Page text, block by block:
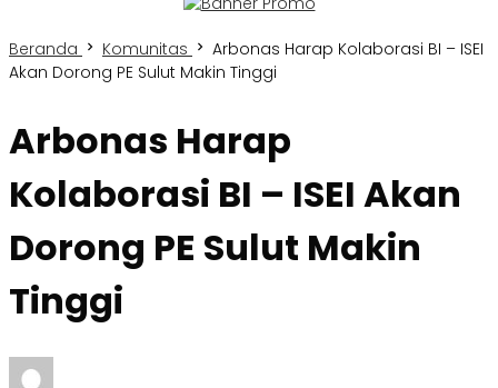
Beranda Komunitas
Arbonas Harap Kolaborasi BI – ISEI
Akan Dorong PE Sulut Makin Tinggi
Arbonas Harap
Kolaborasi BI – ISEI Akan
Dorong PE Sulut Makin
Tinggi